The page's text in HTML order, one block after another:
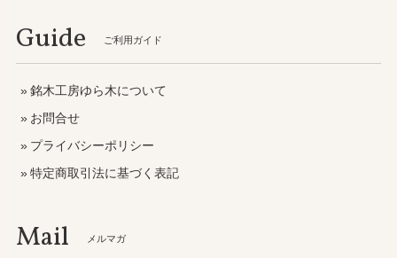
Guide ご利用ガイド
銘木工房ゆら木について
お問合せ
プライバシーポリシー
特定商取引法に基づく表記
Mail メルマガ